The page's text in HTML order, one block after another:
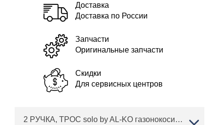
Доставка
Доставка по России
Запчасти
Оригинальные запчасти
Скидки
Для сервисных центров
2 РУЧКА, ТРОС solo by AL-KO газонокосилка 5278 VS Артикул 127459 / с 05/2018 года